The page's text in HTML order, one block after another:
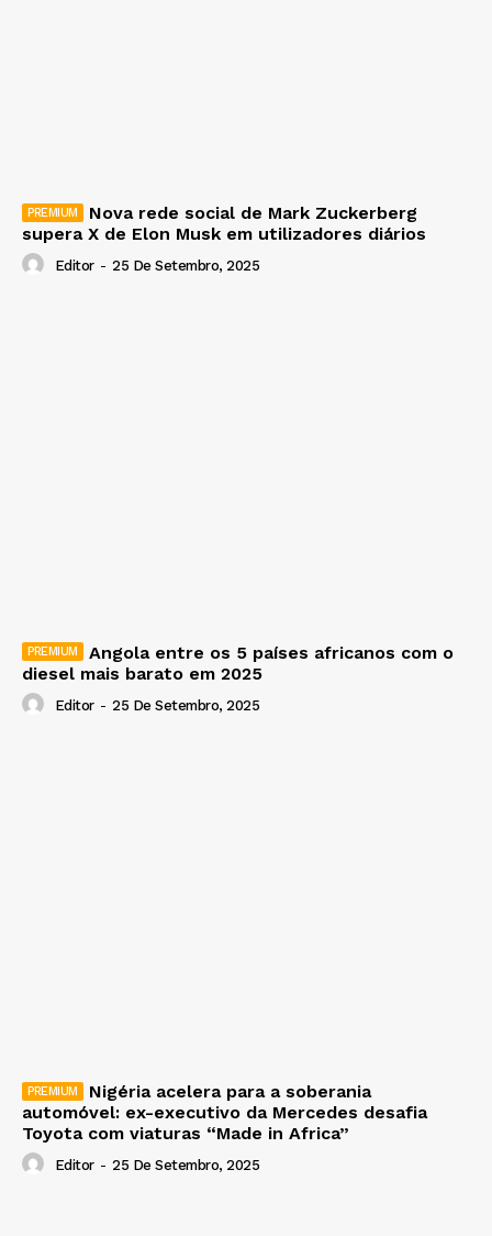
Nova rede social de Mark Zuckerberg
supera X de Elon Musk em utilizadores diários
Editor - 25 De Setembro, 2025
Angola entre os 5 países africanos com o
diesel mais barato em 2025
Editor - 25 De Setembro, 2025
Nigéria acelera para a soberania
automóvel: ex-executivo da Mercedes desafia
Toyota com viaturas “Made in Africa”
Editor - 25 De Setembro, 2025